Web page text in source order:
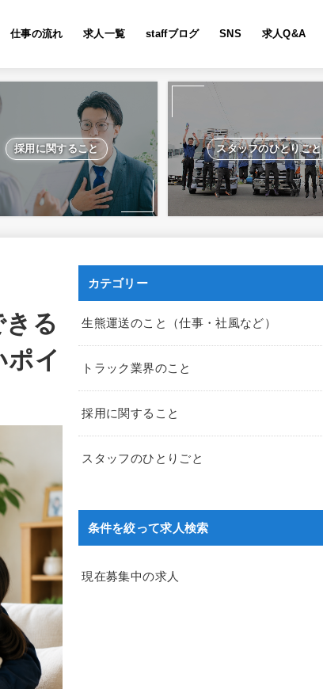
仕事の流れ 求人一覧 staffブログ SNS 求人Q&A
採用に関すること スタッフのひとりごと
きる
ポイ
カテゴリー
生熊運送のこと（仕事・社風など）
トラック業界のこと
採用に関すること
スタッフのひとりごと
条件を絞って求人検索
現在募集中の求人